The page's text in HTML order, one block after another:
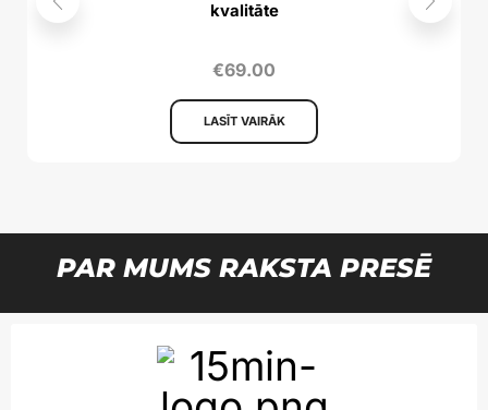
kvalitāte
€69.00
LASĪT VAIRĀK
PAR MUMS RAKSTA PRESĒ